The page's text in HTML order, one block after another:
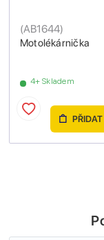
Motolékárnička
(AB1644)
4+ Skladem